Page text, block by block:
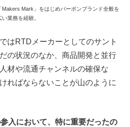
Mark」をはじめバーボンブランド全般を
業務を経験。
はRTDメーカーとしてのサント
の状況のなか、商品開発と並行
材や流通チャンネルの確保な
ればならないことが山のように
入において、特に重要だったの